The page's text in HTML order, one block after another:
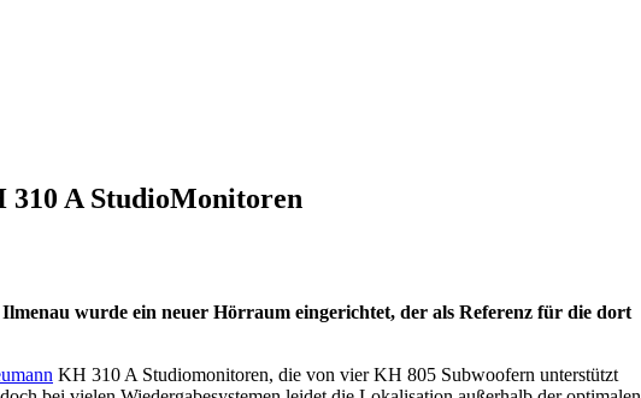
A StudioMonitoren
wurde ein neuer Hörraum eingerichtet, der als Referenz für die dort
KH 310 A Studiomonitoren, die von vier KH 805 Subwoofern unterstützt